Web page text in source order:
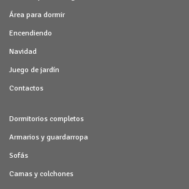
Área para dormir
Encendiendo
Navidad
Juego de jardín
Contactos
Dormitorios completos
Armarios y guardarropa
Sofás
Camas y colchones